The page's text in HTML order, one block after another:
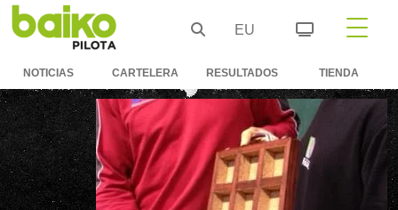
EU
NOTICIAS CARTELERA RESULTADOS TIENDA